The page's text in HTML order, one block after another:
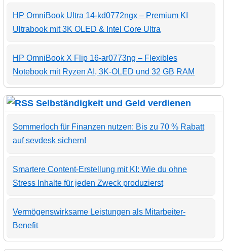
HP OmniBook Ultra 14-kd0772ngx – Premium KI
Ultrabook mit 3K OLED & Intel Core Ultra
HP OmniBook X Flip 16-ar0773ng – Flexibles
Notebook mit Ryzen AI, 3K-OLED und 32 GB RAM
Selbständigkeit und Geld verdienen
Sommerloch für Finanzen nutzen: Bis zu 70 % Rabatt
auf sevdesk sichern!
Smartere Content-Erstellung mit KI: Wie du ohne
Stress Inhalte für jeden Zweck produzierst
Vermögenswirksame Leistungen als Mitarbeiter-
Benefit